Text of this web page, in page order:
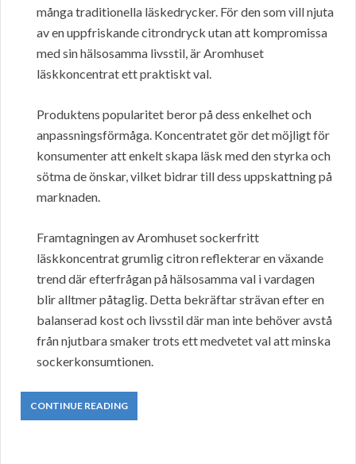
många traditionella läskedrycker. För den som vill njuta
av en uppfriskande citrondryck utan att kompromissa
med sin hälsosamma livsstil, är Aromhuset
läskkoncentrat ett praktiskt val.
Produktens popularitet beror på dess enkelhet och
anpassningsförmåga. Koncentratet gör det möjligt för
konsumenter att enkelt skapa läsk med den styrka och
sötma de önskar, vilket bidrar till dess uppskattning på
marknaden.
Framtagningen av Aromhuset sockerfritt
läskkoncentrat grumlig citron reflekterar en växande
trend där efterfrågan på hälsosamma val i vardagen
blir alltmer påtaglig. Detta bekräftar strävan efter en
balanserad kost och livsstil där man inte behöver avstå
från njutbara smaker trots ett medvetet val att minska
sockerkonsumtionen.
CONTINUE READING